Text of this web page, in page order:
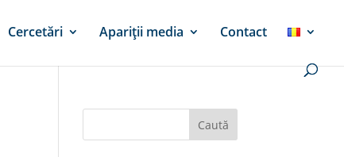
Cercetări Apariții media Contact
Caută